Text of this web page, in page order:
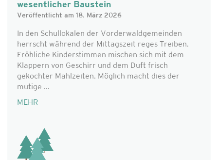
wesentlicher Baustein
Veröffentlicht am 18. März 2026
In den Schullokalen der Vorderwaldgemeinden
herrscht während der Mittagszeit reges Treiben.
Fröhliche Kinderstimmen mischen sich mit dem
Klappern von Geschirr und dem Duft frisch
gekochter Mahlzeiten. Möglich macht dies der
mutige ...
MEHR